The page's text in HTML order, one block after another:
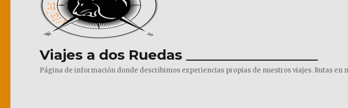
Viajes a dos Ruedas ___________________
Página de información donde describimos experiencias propias de nuestros viajes. Rutas en